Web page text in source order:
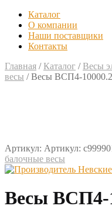
Каталог
О компании
Наши поставщики
Контакты
Главная / Каталог / Весы
весы /Весы ВСП4-
Артикул: Артикул:
балочные весы
Весы ВСП4-